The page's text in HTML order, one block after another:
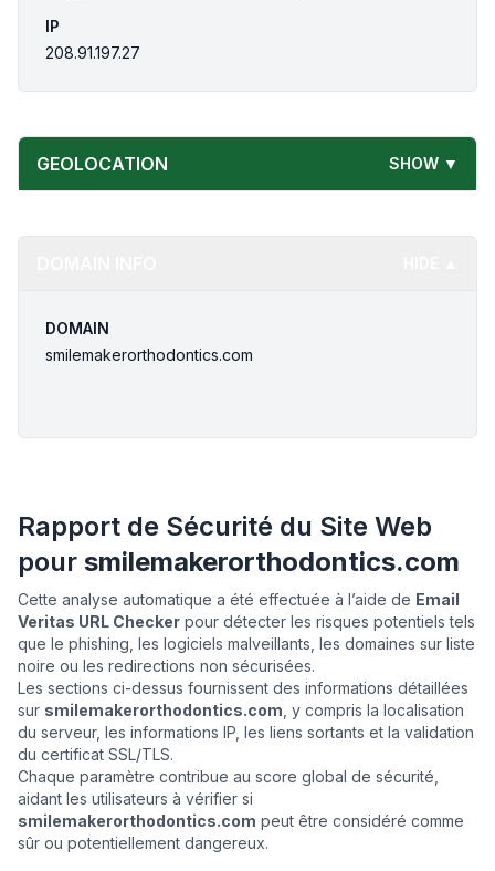
IP
208.91.197.27
GEOLOCATION SHOW ▼
DOMAIN
smilemakerorthodontics.com
Rapport de Sécurité du Site Web
pour smilemakerorthodontics.com
Cette analyse automatique a été effectuée à l’aide de Email
Veritas URL Checker pour détecter les risques potentiels tels
que le phishing, les logiciels malveillants, les domaines sur liste
noire ou les redirections non sécurisées.
Les sections ci-dessus fournissent des informations détaillées
sur smilemakerorthodontics.com , y compris la localisation
du serveur, les informations IP, les liens sortants et la validation
du certificat SSL/TLS.
Chaque paramètre contribue au score global de sécurité,
aidant les utilisateurs à vérifier si
smilemakerorthodontics.com peut être considéré comme
sûr ou potentiellement dangereux.